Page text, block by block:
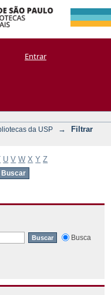
CoriscoEntrar
da USP →
Filtrar
U V W X Y Z
Busca